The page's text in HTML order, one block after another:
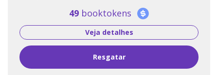
49 booktokens
Veja detalhes
Resgatar